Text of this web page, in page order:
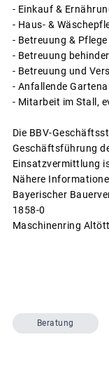
- Einkauf &
- Haus- &
- Betreuung &
- Betreuung
- Betreuung und
- Anfallende
- Mitarbeit im Stall,
Die BBV-
Geschäftsführung
Einsatzvermittlung
Nähere
Bayerischer
1858-0
Maschinenring
Beratung